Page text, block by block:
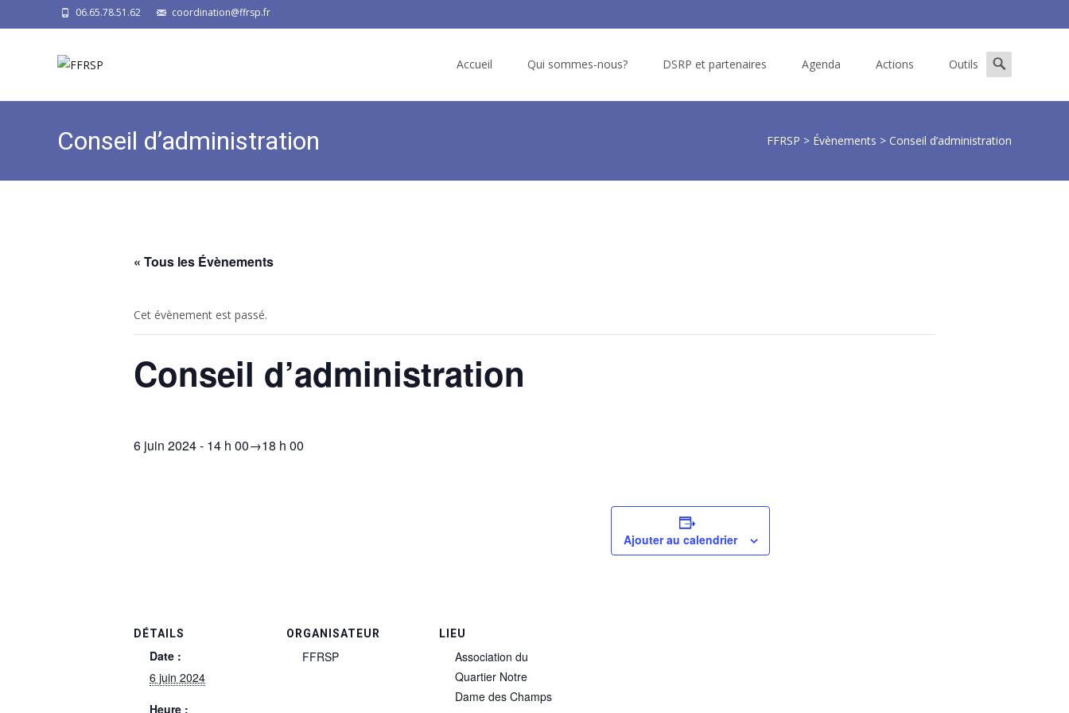
06.65.78.51.62 coordination@ffrsp.fr
Accueil
Qui sommes-nous? DSRP et partenaires Agenda Actions Outils
Search
for:
Conseil d’administration FFRSP > Évènements > Conseil d’administration
« Tous les Évènements
Cet évènement est passé.
Conseil d’administration
6 juin 2024 - 14 h 00→18 h 00
Ajouter au calendrier
DÉTAILS
Date :
6 juin 2024
Heure :
ORGANISATEUR
FFRSP
LIEU
Association du
Quartier Notre
Dame des Champs